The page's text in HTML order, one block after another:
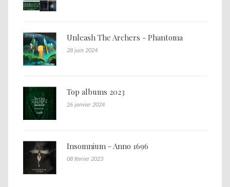
Unleash The Archers - Phantoma
28 juin 2024
Top albums 2023
26 janvier 2024
Insomnium - Anno 1696
08 février 2023